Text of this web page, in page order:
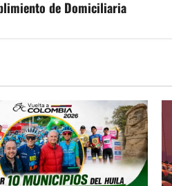
de Domiciliaria